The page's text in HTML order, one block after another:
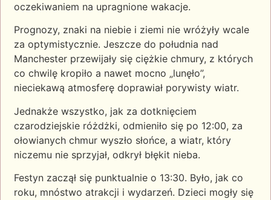
oczekiwaniem na upragnione wakacje.
Prognozy, znaki na niebie i ziemi nie wróżyły wcale
za optymistycznie. Jeszcze do południa nad
Manchester przewijały się ciężkie chmury, z których
co chwilę kropiło a nawet mocno „lunęło”,
nieciekawą atmosferę doprawiał porywisty wiatr.
Jednakże wszystko, jak za dotknięciem
czarodziejskie różdżki, odmieniło się po 12:00, za
ołowianych chmur wyszło słońce, a wiatr, który
niczemu nie sprzyjał, odkrył błękit nieba.
Festyn zaczął się punktualnie o 13:30. Było, jak co
roku, mnóstwo atrakcji i wydarzeń. Dzieci mogły się